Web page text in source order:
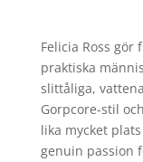
Felicia Ross
praktiska
slittåliga,
Gorpcore-stil
lika mycket
genuin passion